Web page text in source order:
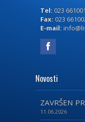
Tel: 023 661001
Fax: 023
E-mail:
Novosti
ZAVRŠEN
11.06.2026